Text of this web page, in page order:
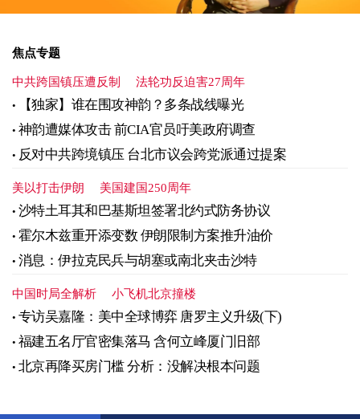
焦点专题
中共跨国镇压遭反制 法轮功反迫害27周年
【独家】谁在围攻神韵？多条战线曝光
神韵遭媒体攻击 前CIA官员吁美政府调查
反对中共跨境镇压 台北市议会跨党派通过提案
美以打击伊朗 美国建国250周年
沙特土耳其和巴基斯坦签署北约式防务协议
霍尔木兹重开添变数 伊朗限制方案推升油价
消息：伊拉克民兵与胡塞或南北夹击沙特
中国时局全解析 小飞机北京撞楼
专访吴嘉隆：美中全球博弈 唐罗主义升级(下)
福建五名厅官密集落马 含何立峰厦门旧部
北京再降买房门槛 分析：没解决根本问题